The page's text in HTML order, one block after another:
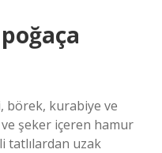
börek, kurabiye ve
şeker içeren hamur
tatlılardan uzak